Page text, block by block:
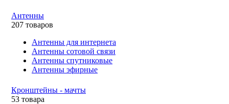
Антенны
207 товаров
Антенны для интернета
Антенны сотовой связи
Антенны спутниковые
Антенны эфирные
Кронштейны - мачты
53 товара